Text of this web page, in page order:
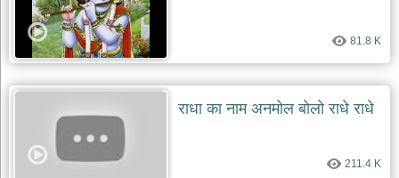
81.8 K
राधा का नाम अनमोल बोलो राधे राधे
211.4 K